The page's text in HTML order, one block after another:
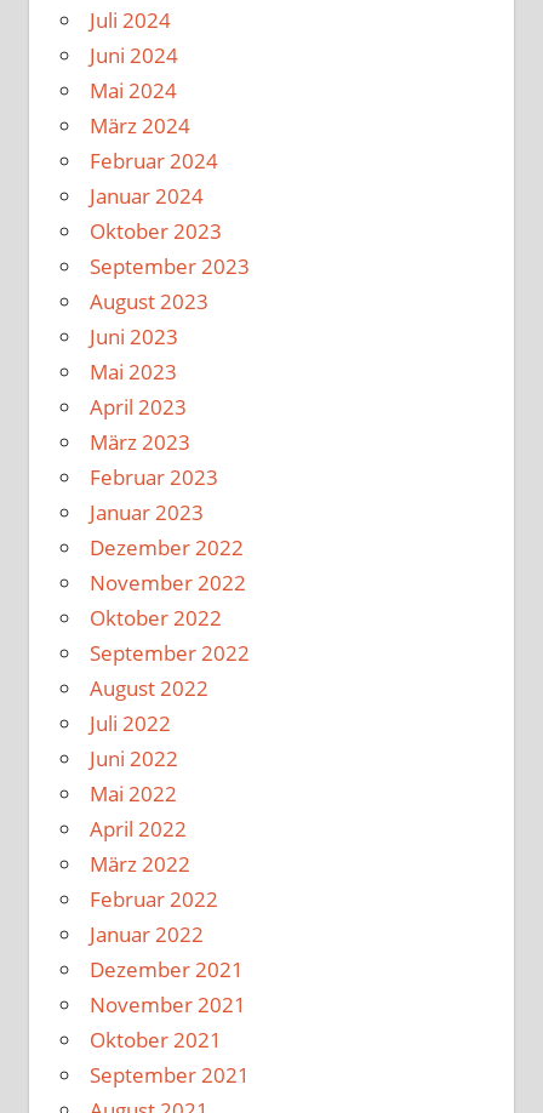
Juli 2024
Juni 2024
Mai 2024
März 2024
Februar 2024
Januar 2024
Oktober 2023
September 2023
August 2023
Juni 2023
Mai 2023
April 2023
März 2023
Februar 2023
Januar 2023
Dezember 2022
November 2022
Oktober 2022
September 2022
August 2022
Juli 2022
Juni 2022
Mai 2022
April 2022
März 2022
Februar 2022
Januar 2022
Dezember 2021
November 2021
Oktober 2021
September 2021